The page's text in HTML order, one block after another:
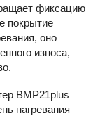
фиксацию
покрытие
оно
износа,
BMP21plus
нагревания